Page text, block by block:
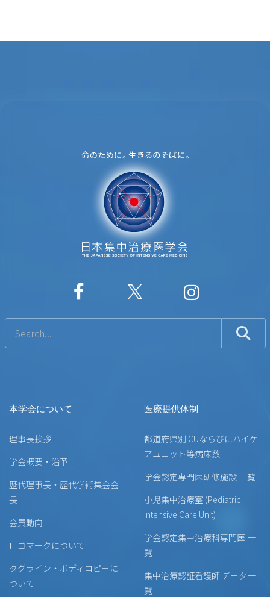
本学会について
理事長挨拶
学会概要・沿革
歴代理事長・歴代学術集会会
長
会員動向
ロゴマークについて
タグライン・ボディコピーに
ついて
医療提供体制
都道府県別ICUならびにハイケ
アユニット等病床数
学会認定専門医研修施設 一覧
小児集中治療室 (Pediatric
Intensive Care Unit)
学会認定集中治療科専門医 一
覧
集中治療認証看護師 データ一
覧